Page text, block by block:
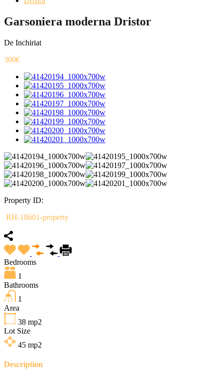
Garsoniera moderna Dristor
De Inchiriat
300€
Property ID:
RH-18601-property
Bedrooms
1
Bathrooms
1
Area
38 mp2
Lot Size
45 mp2
Description